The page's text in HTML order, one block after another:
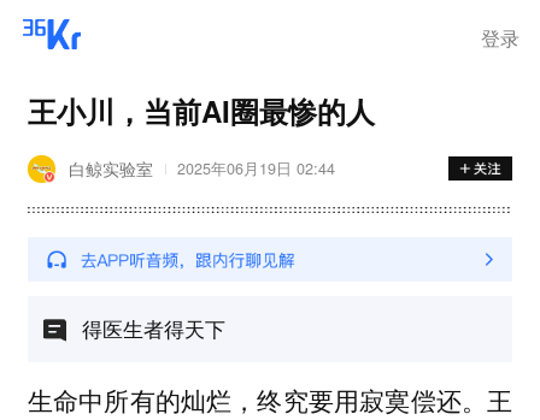
登录
王小川，当前AI圈最惨的人
白鲸实验室 2025年06月19日 02:44
得医生者得天下
生命中所有的灿烂，终究要用寂寞偿还。王